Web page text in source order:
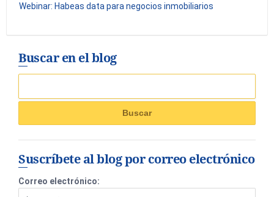
Webinar: Habeas data para negocios inmobiliarios
Buscar en el blog
Suscríbete al blog por correo electrónico
Correo electrónico: